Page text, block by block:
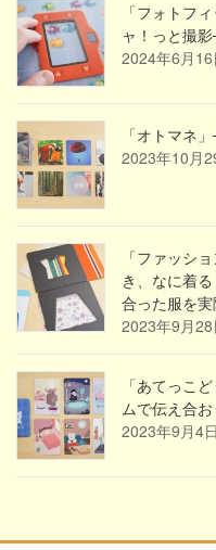
「フォトフ
ャ！っと撮
2024年6月16
「オトマネ
2023年10月
「ファッシ
き、なに着
合った服を
2023年9月28
「あてっこ
ムで伝え合
2023年9月4日